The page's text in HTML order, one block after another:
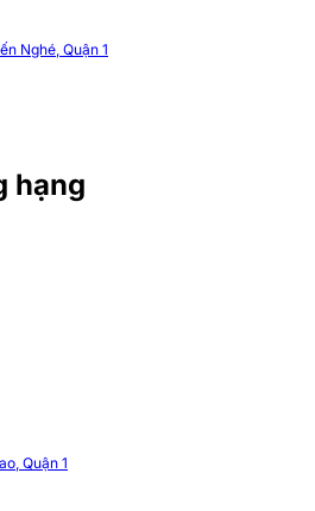
Nghé, Quận 1
hạng
Quận 1